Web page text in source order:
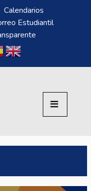
Calendarios
Estudiantil